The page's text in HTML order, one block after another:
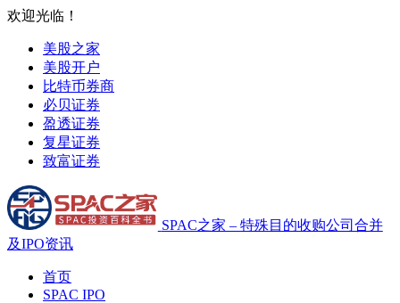
欢迎光临！
美股之家
美股开户
比特币券商
必贝证券
盈透证券
复星证券
致富证券
SPAC之家 – 特殊目的收购公司合并
及IPO资讯
首页
SPAC IPO